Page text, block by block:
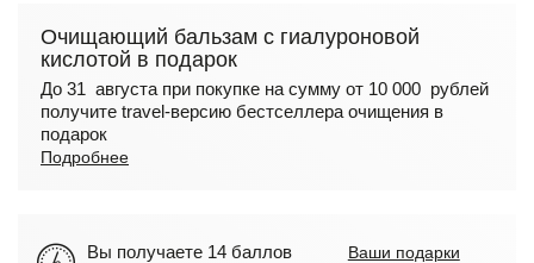
Очищающий бальзам с гиалуроновой
кислотой в подарок
До 31 августа при покупке на сумму от 10 000 рублей
получите travel-версию бестселлера очищения в
подарок
Подробнее
Вы получаете 14 баллов
Ваши подарки